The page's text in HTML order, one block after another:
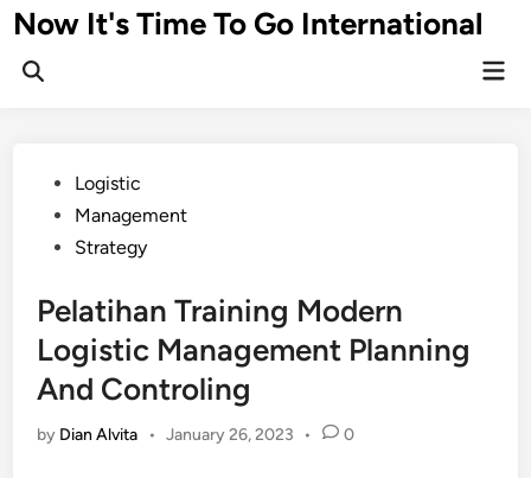
Skip
to
content
Now It's Time To Go International
PostedLogistic
Management
Strategy
Pelatihan Training Modern
Logistic Management Planning
And Controling
by Dian Alvita • January 26, 2023 • 0